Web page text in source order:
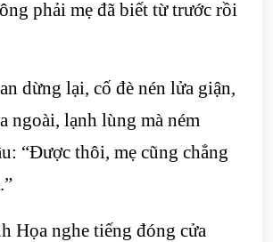
phải mẹ đã biết từ trước rồi
dừng lại, cố đè nén lửa giận,
ngoài, lạnh lùng mà ném
“Được thôi, mẹ cũng chẳng
Họa nghe tiếng đóng cửa